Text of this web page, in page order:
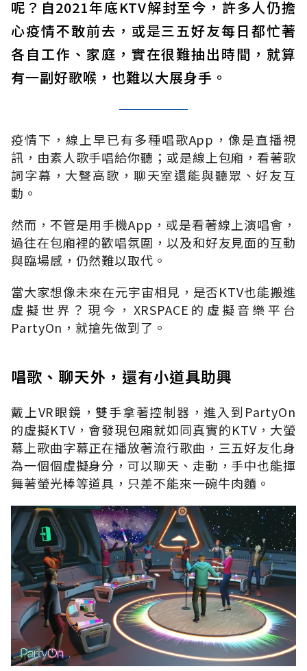
呢？自2021年底KTV解封至今，許多人仍擔
心疫情不敢前去，或是三五好友每日都忙著
各自工作、家庭，實在很難抽出時間，就算
有一副好歌喉，也難以大展身手。
疫情下，線上早已有多種唱歌App，像是直播視
訊，由素人歌手唱給你聽；或是線上包廂，看著歌
詞字幕，大聲高歌，聊天室還能與聽眾、好友互
動。
然而，不管是用手機App，或是看著線上演唱會，
過往在包廂裡的歡唱氛圍，以及和好友見面的互動
與臨場感，仍然難以取代。
當大家想像未來在元宇宙相見，是否KTV也能搬進
虛擬世界？現今，XRSPACE的虛擬音樂平台
PartyOn，就搶先做到了。
唱歌、聊天外，還有小道具助興
戴上VR眼鏡，雙手拿著控制器，進入到PartyOn
的虛擬KTV，會發現包廂就如同真實的KTV，大螢
幕上歌曲字幕正在播放著流行歌曲，三五好友化身
為一個個虛擬身分，可以聊天、走動，手中也能揮
舞著螢光棒等道具，只差不能來一碗牛肉麵。